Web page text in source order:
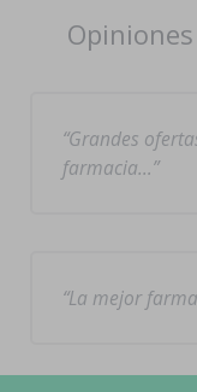
Grandes
farmacia…
La mejor